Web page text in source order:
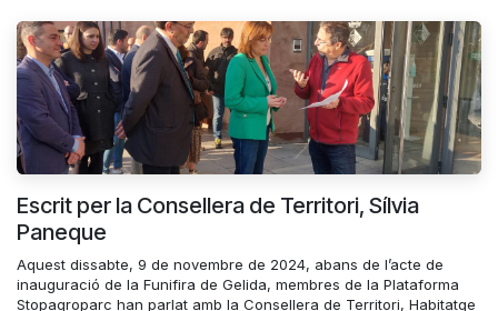
Escrit per la Consellera de Territori, Sílvia
Paneque
Aquest dissabte, 9 de novembre de 2024, abans de l’acte de
inauguració de la Funifira de Gelida, membres de la Plataforma
Stopagroparc han parlat amb la Consellera de Territori, Habitatge